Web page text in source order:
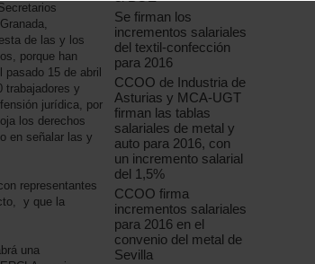
de las y los
porque han
15 de abril
trabajadores y
jurídica, por
los derechos
en señalar las y
representantes
y que la
una
Se firman los
incrementos salariales
del textil-confección
para 2016
CCOO de Industria de
Asturias y MCA-UGT
firman las tablas
salariales de metal y
auto para 2016, con
un incremento salarial
del 1,5%
CCOO firma
incrementos salariales
para 2016 en el
convenio del metal de
Sevilla